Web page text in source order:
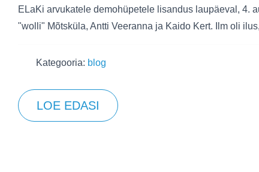
ELaKi arvukatele demohüpetele lisandus laupäeval, 4.
"wolli" Mõtsküla, Antti Veeranna ja Kaido Kert. Ilm oli
Kategooria: blog
LOE EDASI